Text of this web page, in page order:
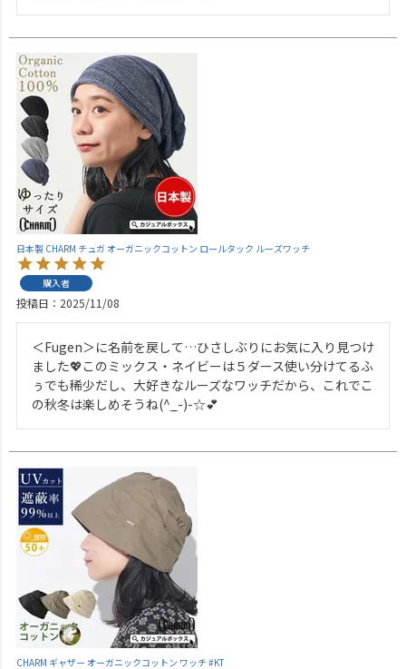
日本製 CHARM チュガ オーガニックコットン ロールタック ルーズワッチ
購入者
投稿日 2025/11/08
＜Fugen＞に名前を戻して…ひさしぶりにお気に入り見つけ
ました💖このミックス・ネイビーは５ダース使い分けてるふ
ぅでも稀少だし、大好きなルーズなワッチだから、これでこ
の秋冬は楽しめそうね(^_-)-☆💕
CHARM ギャザー オーガニックコットン ワッチ #KT